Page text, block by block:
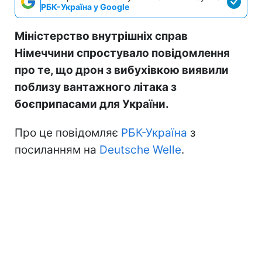
РБК-Україна у Google
Міністерство внутрішніх справ
Німеччини спростувало повідомлення
про те, що дрон з вибухівкою виявили
поблизу вантажного літака з
боєприпасами для України.
Про це повідомляє РБК-Україна з
посиланням на Deutsche Welle.